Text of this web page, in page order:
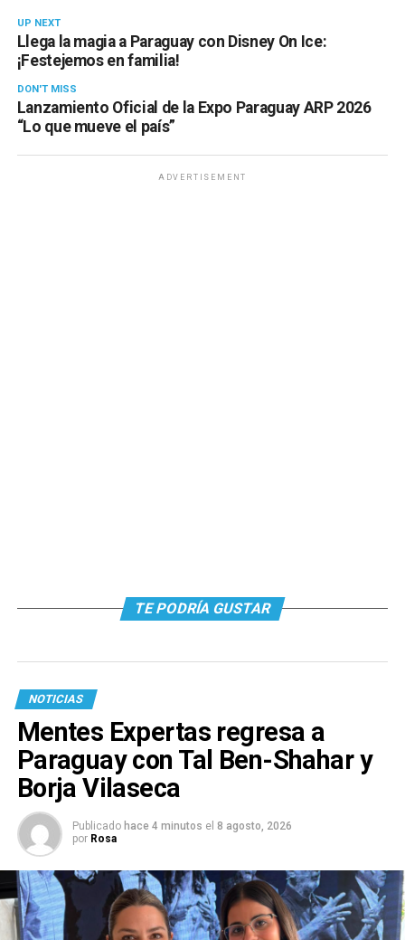
UP NEXT
Llega la magia a Paraguay con Disney On Ice:
¡Festejemos en familia!
DON'T MISS
Lanzamiento Oficial de la Expo Paraguay ARP 2026
“Lo que mueve el país”
ADVERTISEMENT
TE PODRÍA GUSTAR
NOTICIAS
Mentes Expertas regresa a
Paraguay con Tal Ben-Shahar y
Borja Vilaseca
Publicado hace 4 minutos el 8 agosto, 2026
por Rosa